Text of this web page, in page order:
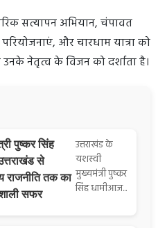
सत्यापन अभियान, चंपावत
और चारधाम यात्रा को
नेतृत्व के विजन को दर्शाता है।
पुष्कर सिंह
से
राजनीति तक का
सफर
उत्तराखंड के
यशस्वी
मुख्यमंत्री पुष्कर
सिंह धामीआज...